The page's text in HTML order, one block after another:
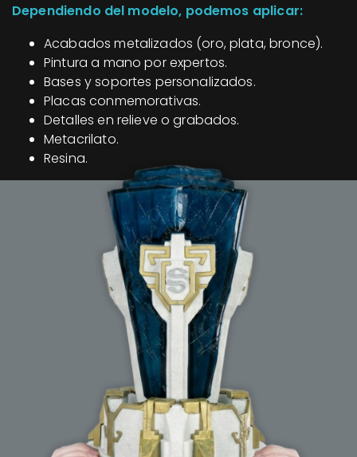
Dependiendo del modelo, podemos aplicar:
Acabados metalizados (oro, plata, bronce).
Pintura a mano por expertos.
Bases y soportes personalizados.
Placas conmemorativas.
Detalles en relieve o grabados.
Metacrilato.
Resina.